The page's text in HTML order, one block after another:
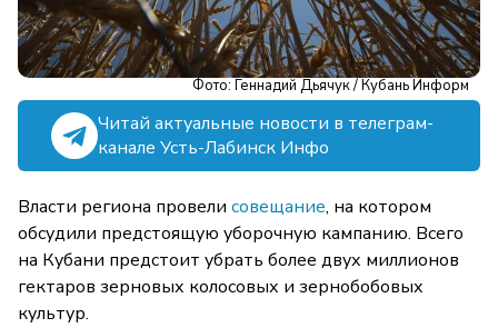
Фото: Геннадий Дьячук / Кубань Информ
Читай актуальные новости в телеграм-
канале Усть-Лабинск Инфо
Власти региона провели совещание, на котором
обсудили предстоящую уборочную кампанию. Всего
на Кубани предстоит убрать более двух миллионов
гектаров зерновых колосовых и зернобобовых
культур.